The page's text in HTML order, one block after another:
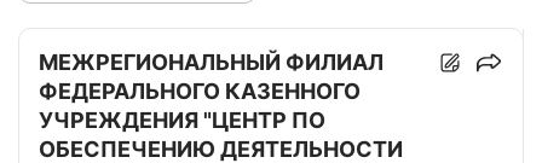
МЕЖРЕГИОНАЛЬНЫЙ ФИЛИАЛ
ФЕДЕРАЛЬНОГО КАЗЕННОГО
УЧРЕЖДЕНИЯ "ЦЕНТР ПО
ОБЕСПЕЧЕНИЮ ДЕЯТЕЛЬНОСТИ